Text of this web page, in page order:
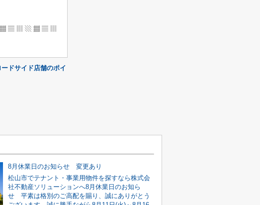
▤ ▥ ▧ ▦ ▤ ▥
ドサイド店舗のポイ
8月休業日のお知らせ 変更あり
松山市でテナント・事業用物件を探すなら株式会
社不動産ソリューションへ8月休業日のお知ら
せ 平素は格別のご高配を賜り、誠にありがとう